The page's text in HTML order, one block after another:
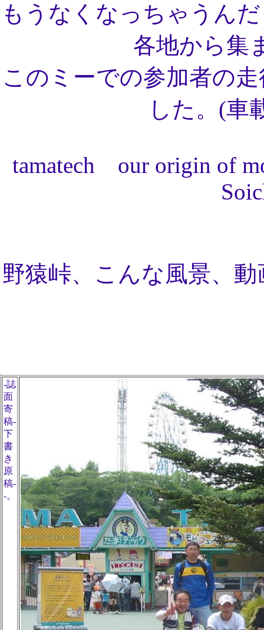
もうなくなっちゃうん
各地から集
このミーでの参加者の
した。(
tamatech our origin of
野猿峠、こんな風景、
-誌
面
寄
稿-
下
書
き
原
稿-
-。